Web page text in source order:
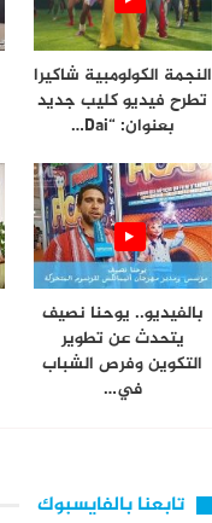
النجمة الكولومبية شاكيرا
تطرح فيديو كليب جديد
بعنوان: “Dai…
بالفيديو.. يوحنا نصيف
يتحدث عن تطوير
التكوين وفرص الشباب
في…
تابعنا بالفايسبوك